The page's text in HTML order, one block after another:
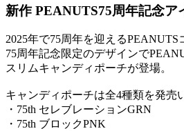
新作 PEANUTS75周年記念ア
2025年で75周年を迎えるPEANUTS
75周年記念限定のデザインで
スリムキャンディポーチが登場。
キャンディポーチは全4種類を発売
・75th セレブレーションGRN
・75th ブロックPNK